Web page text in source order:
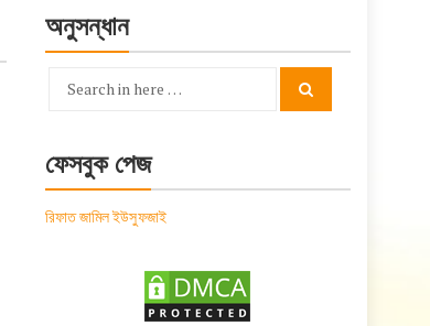
অনুসন্ধান
Search
ফেসবুক পেজ
রিফাত জামিল ইউসুফজাই